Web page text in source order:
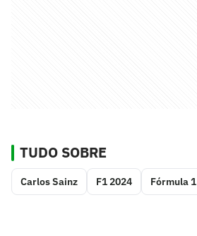
TUDO SOBRE
Carlos Sainz F1 2024 Fórmula 1